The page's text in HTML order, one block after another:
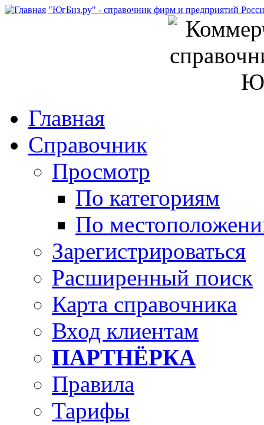
"ЮгБиз.ру" - справочник фирм и предприятий
Главная
Справочник
Просмотр
По категориям
По
Зарегистрироваться
Расширенный поиск
Карта справочника
Вход клиентам
ПАРТНЁРКА
Правила
Тарифы